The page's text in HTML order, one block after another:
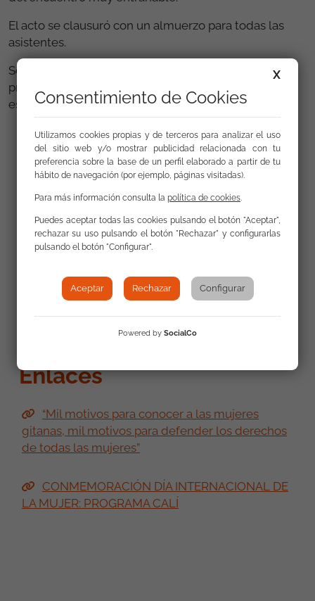
El acto se clausuró con un almuerzo para todas las
asistentes.
Seguiremos trabajando, el resto del año por la
promoción de la igualdad de todas las mujeres y en
especial de las mujeres gitanas.
Enlaces
“Mil motivos para conocer a las mujeres
gitanas, mil motivos para defender los derechos
de todas las mujeres”
CONMEMORACIÓN DÍA INTERNACIONAL DE
LA MUJER: PROGRAMA CALÍ
X
Consentimiento de Cookies
Utilizamos cookies propias y de terceros para analizar el uso
del sitio web y/o mostrar publicidad relacionada con tu
preferencia sobre la base de un perfil elaborado a partir de tu
hábito de navegación (por ejemplo, páginas visitadas).
Para más información consulta la política de cookies
Puedes aceptar todas las cookies pulsando el botón "Aceptar",
rechazar su uso pulsando el botón "Rechazar" y configurarlas
pulsando el botón "Configurar".
Aceptar Rechazar Configurar
Powered by SocialCo